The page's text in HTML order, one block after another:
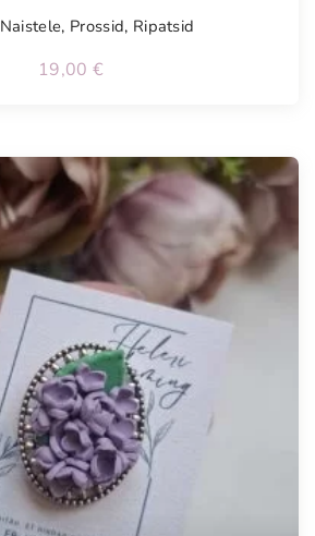
Naistele, Prossid, Ripatsid
19,00 €